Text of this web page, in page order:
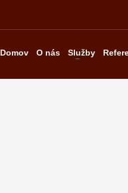
Domov O nás Služby